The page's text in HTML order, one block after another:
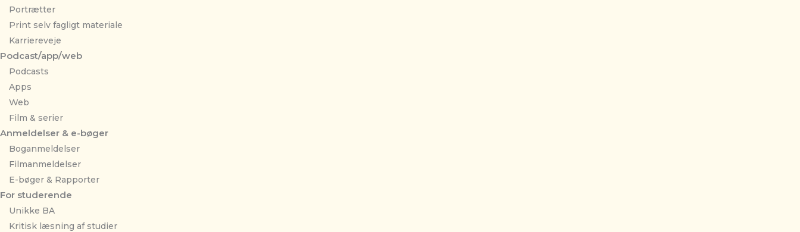
Portrætter
Print selv fagligt materiale
Karriereveje
Podcast/app/web
Podcasts
Apps
Web
Film & serier
Anmeldelser & e-bøger
Boganmeldelser
Filmanmeldelser
E-bøger & Rapporter
For studerende
Unikke BA
Kritisk læsning af studier